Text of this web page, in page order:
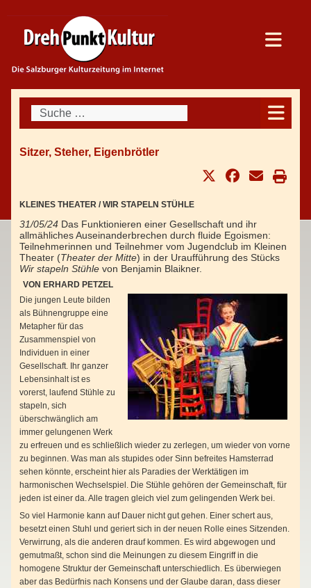
Suchen
Sitzer, Steher, Eigenbrötler
KLEINES THEATER / WIR STAPELN STÜHLE
31/05/24 Das Funktionieren einer Gesellschaft und ihr
allmähliches Auseinanderbrechen durch fluide Egoismen:
Teilnehmerinnen und Teilnehmer vom Jugendclub im Kleinen
Theater (Theater der Mitte) in der Uraufführung des Stücks
Wir stapeln Stühle von Benjamin Blaikner.
VON ERHARD PETZEL
Die jungen Leute bilden
als Bühnengruppe eine
Metapher für das
Zusammenspiel von
Individuen in einer
Gesellschaft. Ihr ganzer
Lebensinhalt ist es
vorerst, laufend Stühle zu
stapeln, sich
überschwänglich am
immer gelungenen Werk
zu erfreuen und es schließlich wieder zu zerlegen, um wieder von vorne
zu beginnen. Was man als stupides oder Sinn befreites Hamsterrad
sehen könnte, erscheint hier als Paradies der Werktätigen im
harmonischen Wechselspiel. Die Stühle gehören der Gemeinschaft, für
jeden ist einer da. Alle tragen gleich viel zum gelingenden Werk bei.
So viel Harmonie kann auf Dauer nicht gut gehen. Einer schert aus,
besetzt einen Stuhl und geriert sich in der neuen Rolle eines Sitzenden.
Verwirrung, als die anderen drauf kommen. Es wird abgewogen und
gemutmaßt, schon sind die Meinungen zu diesem Eingriff in die
homogene Struktur der Gemeinschaft unterschiedlich. Es überwiegen
aber das Bedürfnis nach Konsens und der Glaube daran, dass dieser